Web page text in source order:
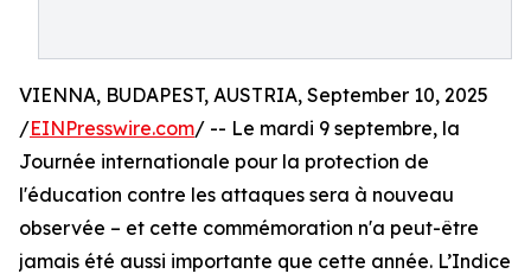
VIENNA, BUDAPEST, AUSTRIA, September 10, 2025
/EINPresswire.com/ -- Le mardi 9 septembre, la
Journée internationale pour la protection de
l'éducation contre les attaques sera à nouveau
observée – et cette commémoration n'a peut-être
jamais été aussi importante que cette année. L’Indice